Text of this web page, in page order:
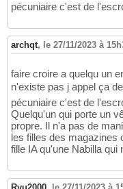
pécuniaire c'est de
archqt, le 27/11/2023 à
faire croire a quelqu un
n'existe pas j appel ça
pécuniaire c'est de
Quelqu'un qui porte un
propre. Il n'a pas de
les filles des magazines
fille IA qu'une Nabilla qui